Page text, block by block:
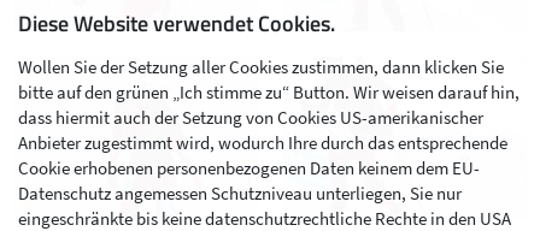
Diese Website verwendet Cookies.
Wollen Sie der Setzung aller Cookies zustimmen, dann klicken Sie
bitte auf den grünen „Ich stimme zu“ Button. Wir weisen darauf hin,
dass hiermit auch der Setzung von Cookies US-amerikanischer
Anbieter zugestimmt wird, wodurch Ihre durch das entsprechende
Cookie erhobenen personenbezogenen Daten keinem dem EU-
Datenschutz angemessen Schutzniveau unterliegen, Sie nur
eingeschränkte bis keine datenschutzrechtliche Rechte in den USA